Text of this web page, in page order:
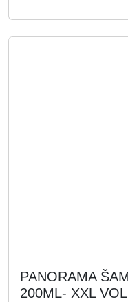
PANORAMA
200ML- XXL